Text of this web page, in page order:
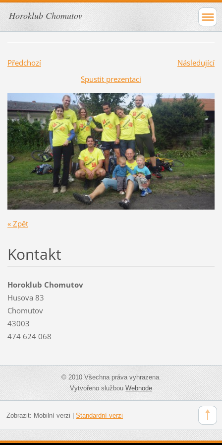
Horoklub Chomutov
Předchozí
Následující
Spustit prezentaci
« Zpět
Kontakt
Horoklub Chomutov
Husova 83
Chomutov
43003
474 624 068
© 2010 Všechna práva vyhrazena.
Vytvořeno službouWebnode
Zobrazit: Mobilní verzi Standardní verzi